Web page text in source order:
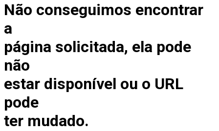
Não conseguimos encontrar
a
página solicitada, ela pode
não
estar disponível ou o URL
pode
ter mudado.